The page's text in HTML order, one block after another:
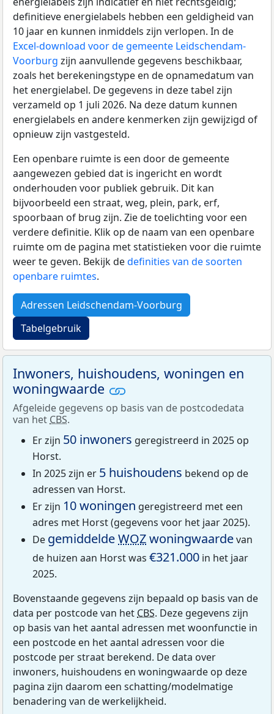
definitieve energielabels hebben een geldigheid van
10 jaar en kunnen inmiddels zijn verlopen. In de
Excel-download voor de gemeente Leidschendam-
Voorburg zijn aanvullende gegevens beschikbaar,
zoals het berekeningstype en de opnamedatum van
het energielabel. De gegevens in deze tabel zijn
verzameld op 1 juli 2026. Na deze datum kunnen
energielabels en andere kenmerken zijn gewijzigd of
opnieuw zijn vastgesteld.
Een openbare ruimte is een door de gemeente
aangewezen gebied dat is ingericht en wordt
onderhouden voor publiek gebruik. Dit kan
bijvoorbeeld een straat, weg, plein, park, erf,
spoorbaan of brug zijn. Zie de toelichting voor een
verdere definitie. Klik op de naam van een openbare
ruimte om de pagina met statistieken voor die ruimte
weer te geven. Bekijk dedefinities van de soorten
openbare ruimtes.
Adressen Leidschendam-Voorburg
Tabelgebruik
Inwoners, huishoudens, woningen en
woningwaarde
Afgeleide gegevens op basis van de postcodedata
van het CBS.
Er zijn 50 inwoners geregistreerd in 2025 op
Horst.
In 2025 zijn er 5 huishoudens bekend op de
adressen van Horst.
Er zijn 10 woningen geregistreerd met een
adres met Horst (gegevens voor het jaar 2025).
De gemiddeldeWOZwoningwaardevan
de huizen aan Horst was €321.000 in het jaar
2025.
Bovenstaande gegevens zijn bepaald op basis van de
data per postcode van het CBS. Deze gegevens zijn
op basis van het aantal adressen met woonfunctie in
een postcode en het aantal adressen voor die
postcode per straat berekend. De data over
inwoners, huishoudens en woningwaarde op deze
pagina zijn daarom een schatting/modelmatige
benadering van de werkelijkheid.